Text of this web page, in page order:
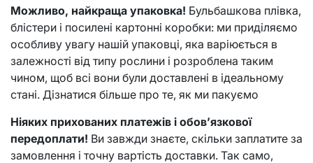
Можливо, найкраща упаковка! Бульбашкова плівка,
блістери і посилені картонні коробки: ми приділяємо
особливу увагу нашій упаковці, яка варіюється в
залежності від типу рослини і розроблена таким
чином, щоб всі вони були доставлені в ідеальному
стані. Дізнатися більше про те, як ми пакуємо
Ніяких прихованих платежів і обов’язкової
передоплати! Ви завжди знаєте, скільки заплатите за
замовлення і точну вартість доставки. Так само,